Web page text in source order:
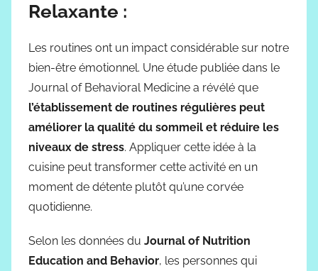
Relaxante :
Les routines ont un impact considérable sur notre
bien-être émotionnel. Une étude publiée dans le
Journal of Behavioral Medicine a révélé que
l’établissement de routines régulières peut
améliorer la qualité du sommeil et réduire les
niveaux de stress. Appliquer cette idée à la
cuisine peut transformer cette activité en un
moment de détente plutôt qu’une corvée
quotidienne.
Selon les données du Journal of Nutrition
Education and Behavior, les personnes qui